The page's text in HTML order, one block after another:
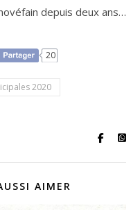
depuis deux ans…
20
2020
AIMER